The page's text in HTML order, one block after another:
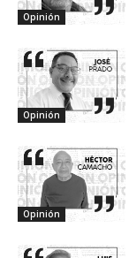
Opinión
Opinión
Opinión